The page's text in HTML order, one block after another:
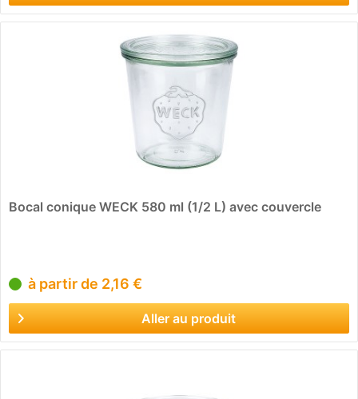
Bocal conique WECK 580 ml (1/2 L) avec couvercle
à partir de 2,16 €
Aller au produit